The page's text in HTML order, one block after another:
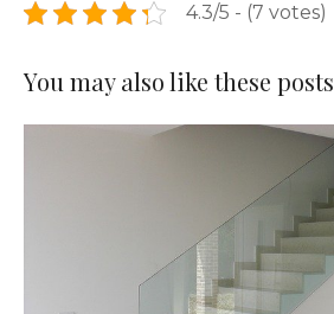
4.3/5 - (7 votes)
You may also like these posts